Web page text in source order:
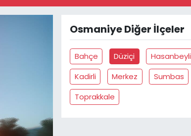
GRAM ALTIN
BİST100
13.887
%64
Osmaniye Diğer İlçeler
Bahçe Düziçi
Hasanbeyli
Kadirli
Merkez
Sumbas
Toprakkale